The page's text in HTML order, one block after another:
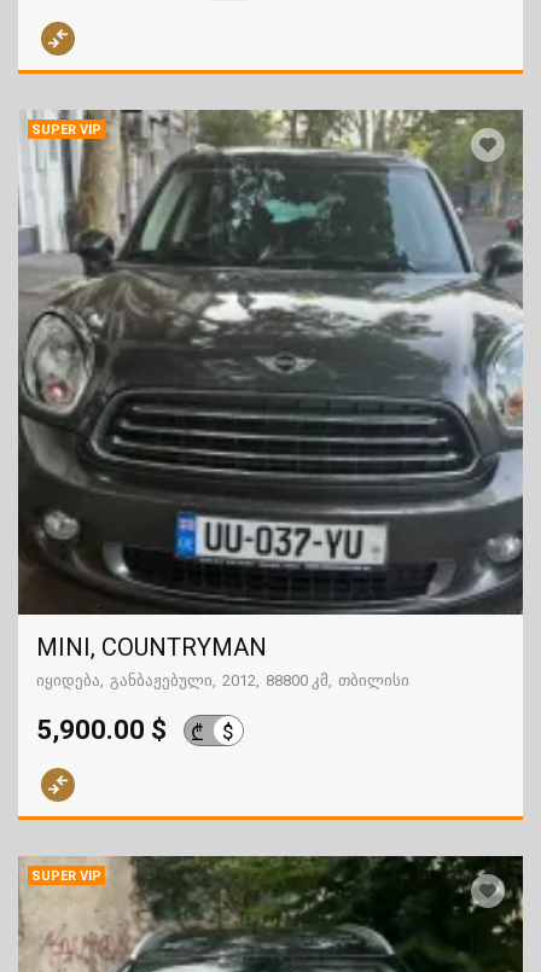
SUPER VIP
MINI, COUNTRYMAN
იყიდება განბაჟებული 2012 88800 კმ თბილისი
5,900.00 $ ₾ $
SUPER VIP